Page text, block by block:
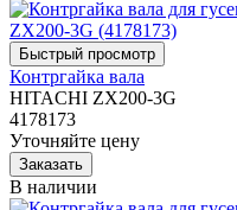
Контргайка вала
HITACHI ZX200-3G
4178173
Уточняйте цену
В наличии